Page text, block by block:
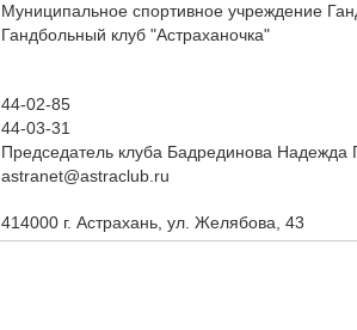
Муниципальное спортивное учреждение
Гандбольный клуб "Астраханочка"
44-02-85
44-03-31
Председатель клуба Бадрединова Надежда
astranet@astraclub.ru
414000 г. Астрахань, ул. Желябова, 43